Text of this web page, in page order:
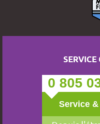
0 805
Service